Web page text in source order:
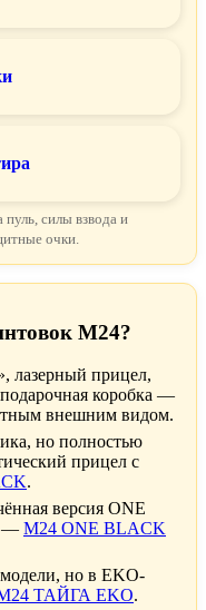
пуль, силы взвода и
очки.
M24?
лазерный прицел,
коробка —
внешним видом.
но полностью
прицел с
.
версия ONE
— M24 ONE BLACK
но в EKO-
ТАЙГА EKO.